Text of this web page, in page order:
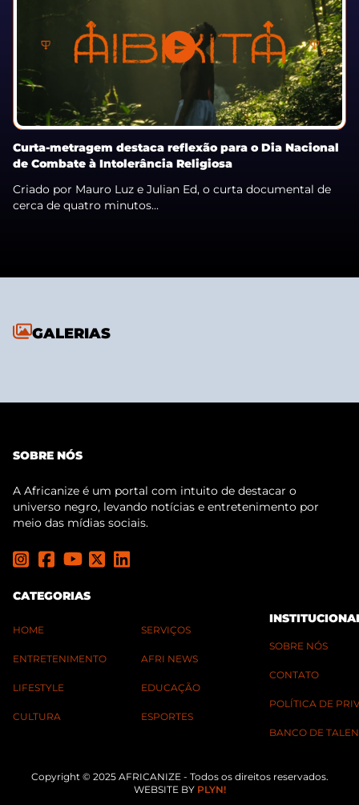
Curta-metragem destaca reflexão para o Dia Nacional
de Combate à Intolerância Religiosa
Criado por Mauro Luz e Julian Ed, o curta documental de
cerca de quatro minutos...
GALERIAS
SOBRE NÓS
A Africanize é um portal com intuito de destacar o
universo negro, levando notícias e entretenimento por
meio das mídias sociais.
CATEGORIAS
HOME
ENTRETENIMENTO
LIFESTYLE
CULTURA
SERVIÇOS
AFRI NEWS
EDUCAÇÃO
ESPORTES
SOBRE NÓS
CONTATO
POLÍTICA DE
BANCO DE
Copyright © 2025 AFRICANIZE - Todos os direitos reservados.
WEBSITE BY PLYN!